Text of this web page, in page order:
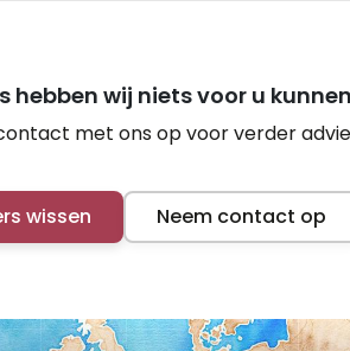
hebben wij niets voor u
met ons op voor verder
wissen Neem contact op